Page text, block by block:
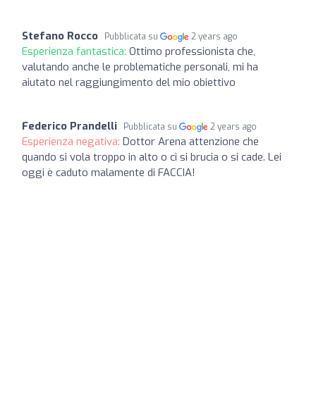
Stefano Rocco Pubblicata su 2 years ago
Esperienza fantastica: Ottimo professionista che,
valutando anche le problematiche personali, mi ha
aiutato nel raggiungimento del mio obiettivo
Federico Prandelli Pubblicata su 2 years ago
Esperienza negativa: Dottor Arena attenzione che
quando si vola troppo in alto o ci si brucia o si cade. Lei
oggi è caduto malamente di FACCIA!